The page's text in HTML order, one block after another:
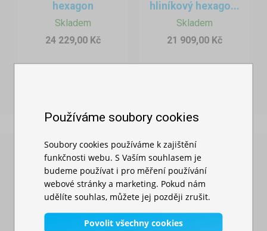
Farmáři a drobní pěstitelé
Výrobci domácích potravin a nápojů
Zahrádkáři a hobby pěstitelé
Organizátoři farmářských trhů a jarmarků
hexagon
Skladem
24 229,00 Kč
hliníkový hexago...
Skladem
21 909,00 Kč
Prověřené našimi zákazníky
Výběr nezávislých recenzí našich zákazníků z portálu
Heuréka
Používáme soubory cookies
Soubory cookies používáme k zajištění
funkčnosti webu. S Vaším souhlasem je
budeme používat i pro měření používání
webové stránky a marketing. Pokud nám
udělíte souhlas, můžete jej později zrušit.
Povolit všechny cookies